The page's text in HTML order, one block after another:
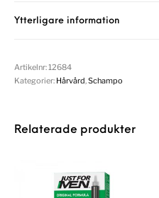
Ytterligare information
Artikelnr:12684
Kategorier: Hårvård ,Schampo
Relaterade produkter